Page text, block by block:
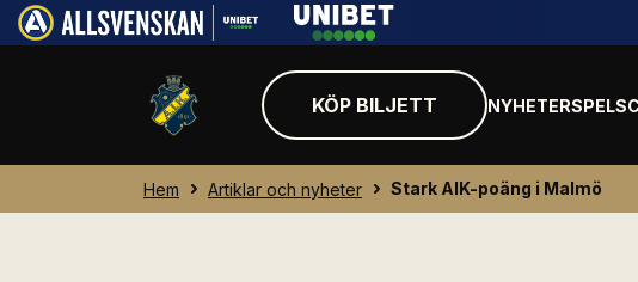
KÖP BILJETT NYHETER
Hem Artiklar och nyheter Stark AIK-poäng i Malmö